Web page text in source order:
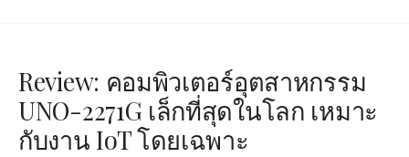
Review: คอมพิวเตอร์อุตสาหกรรม
UNO-2271G เล็กที่สุดในโลก เหมาะ
กับงาน IoT โดยเฉพาะ